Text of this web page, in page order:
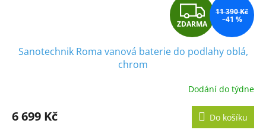
Z
D
A
R
M
ZDARMA
11 390 Kč
–41 %
Sanotechnik Roma vanová baterie do podlahy oblá,
chrom
Dodání do týdne
6 699 Kč Do košíku